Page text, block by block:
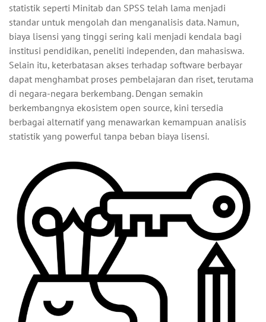
statistik seperti Minitab dan SPSS telah lama menjadi
standar untuk mengolah dan menganalisis data. Namun,
biaya lisensi yang tinggi sering kali menjadi kendala bagi
institusi pendidikan, peneliti independen, dan mahasiswa.
Selain itu, keterbatasan akses terhadap software berbayar
dapat menghambat proses pembelajaran dan riset, terutama
di negara-negara berkembang. Dengan semakin
berkembangnya ekosistem open source, kini tersedia
berbagai alternatif yang menawarkan kemampuan analisis
statistik yang powerful tanpa beban biaya lisensi.